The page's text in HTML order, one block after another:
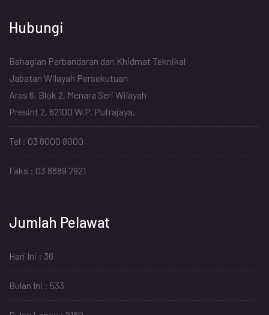
Hubungi
Bahagian Perbandaran dan Khidmat Teknikal
Jabatan Wilayah Persekutuan
Aras 6, Blok 2, Menara Seri Wilayah
Presint 2, 62100 W.P. Putrajaya.
Tel : 03 8000 8000
Faks : 03 8889 7921
Jumlah Pelawat
Hari Ini : 36
Bulan Ini : 533